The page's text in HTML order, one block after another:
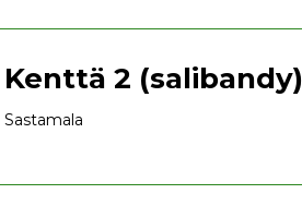
2 (salibandy)